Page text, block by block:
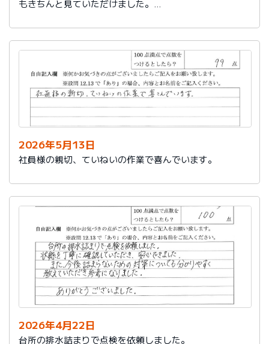
もきちんと見ていただけました。
で知りました。
社員さんには感謝しかありません。
2026年5月13日
社員様の親切、ていねいの作業で喜んでいます。
2026年4月22日
台所の排水詰まりで点検を依頼しました。